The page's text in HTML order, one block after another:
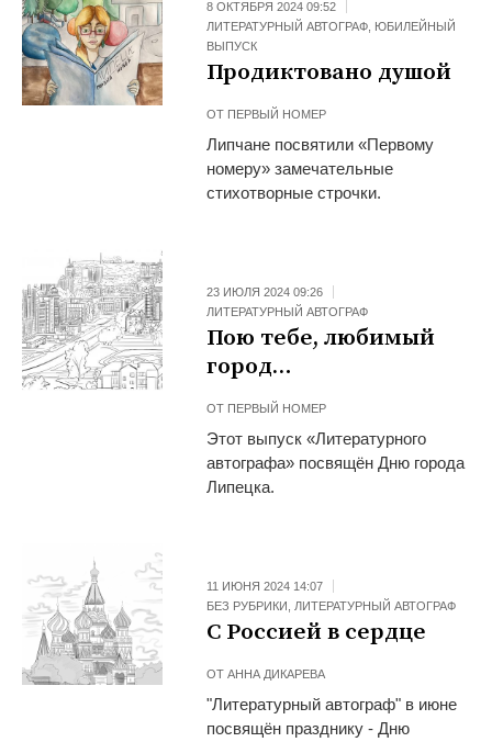
8 ОКТЯБРЯ 2024 09:52
ЛИТЕРАТУРНЫЙ АВТОГРАФ, ЮБИЛЕЙНЫЙ
ВЫПУСК
Продиктовано душой
ОТ ПЕРВЫЙ НОМЕР
Липчане посвятили «Первому
номеру» замечательные
стихотворные строчки.
23 ИЮЛЯ 2024 09:26
ЛИТЕРАТУРНЫЙ АВТОГРАФ
Пою тебе, любимый
город…
ОТ ПЕРВЫЙ НОМЕР
Этот выпуск «Литературного
автографа» посвящён Дню города
Липецка.
11 ИЮНЯ 2024 14:07
БЕЗ РУБРИКИ ,ЛИТЕРАТУРНЫЙ АВТОГРАФ
С Россией в сердце
ОТАННА ДИКАРЕВА
"Литературный автограф" в июне
посвящён празднику - Дню